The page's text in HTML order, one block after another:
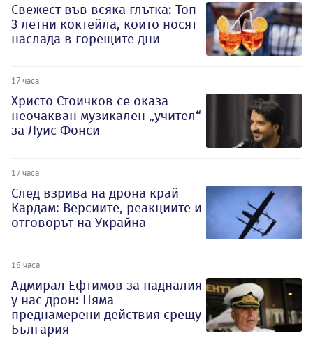
Свежест във всяка глътка: Топ
3 летни коктейла, които носят
наслада в горещите дни
17 часа
Христо Стоичков се оказа
неочакван музикален „учител“
за Луис Фонси
17 часа
След взрива на дрона край
Кардам: Версиите, реакциите и
отговорът на Украйна
18 часа
Адмирал Ефтимов за падналия
у нас дрон: Няма
преднамерени действия срещу
България